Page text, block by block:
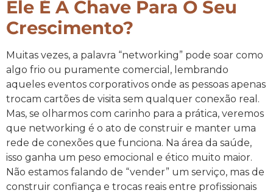
Ele É A Chave Para O Seu
Crescimento?
Muitas vezes, a palavra “networking” pode soar como
algo frio ou puramente comercial, lembrando
aqueles eventos corporativos onde as pessoas apenas
trocam cartões de visita sem qualquer conexão real.
Mas, se olharmos com carinho para a prática, veremos
que networking é o ato de construir e manter uma
rede de conexões que funciona. Na área da saúde,
isso ganha um peso emocional e ético muito maior.
Não estamos falando de “vender” um serviço, mas de
construir confiança e trocas reais entre profissionais